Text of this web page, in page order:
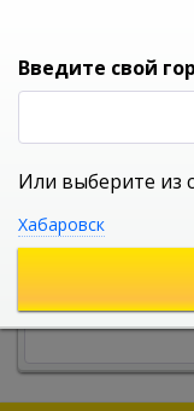
УНИВЕРСАЛЬНЫЙ
Введите свой
Или выберите из
Хабаровск